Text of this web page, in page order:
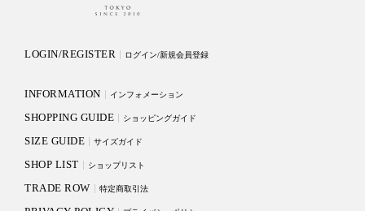
LOGIN/REGISTER ログイン/新規会員登録
INFORMATION インフォメーション
SHOPPING GUIDE ショッピングガイド
SIZE GUIDE サイズガイド
SHOP LIST ショップリスト
TRADE ROW 特定商取引法